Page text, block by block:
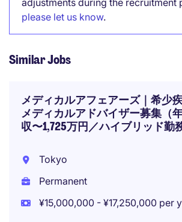
adjustments during the recruitment
please let us know.
Similar Jobs
メディカルアフェアーズ｜希少
メディカルアドバイザー募集（
収〜1,725万円／ハイブリッド勤
Tokyo
Permanent
¥15,000,000 - ¥17,250,000 per